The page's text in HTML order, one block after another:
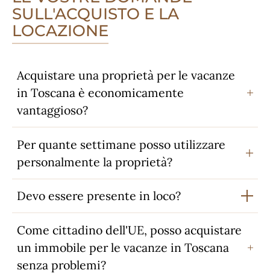
SULL'ACQUISTO E LA
LOCAZIONE
Acquistare una proprietà per le vacanze
in Toscana è economicamente
vantaggioso?
Per quante settimane posso utilizzare
personalmente la proprietà?
Devo essere presente in loco?
Come cittadino dell'UE, posso acquistare
un immobile per le vacanze in Toscana
senza problemi?